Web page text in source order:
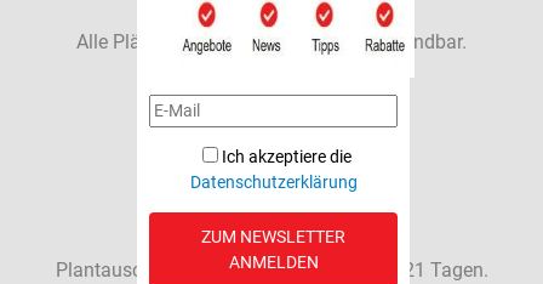
Ich akzeptiere die
Datenschutzerklärung
ZUM NEWSLETTER
ANMELDEN
Alle Pläne sind beliebig oft wiederverwendbar.
Plantausch oder Rückgabe in den ersten 21 Tagen.